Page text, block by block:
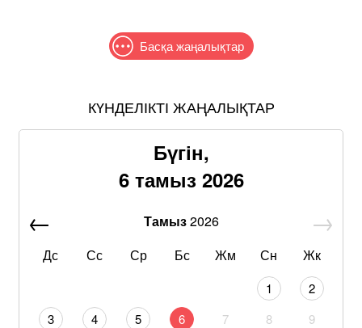
Басқа жаңалықтар
КҮНДЕЛІКТІ ЖАҢАЛЫҚТАР
Бүгін,
6 тамыз 2026
Тамыз2026
Дс
Сс Ср Бс Жм Сн Жк
1
2
3
4 5 6 7 8
9